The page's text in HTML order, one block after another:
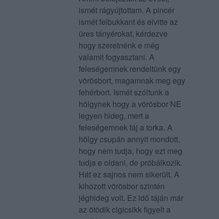
ismét rágyújtottam. A pincér
ismét felbukkant és elvitte az
üres tányérokat, kérdezve
hogy szeretnénk e még
valamit fogyasztani. A
feleségemnek rendeltünk egy
vörösbort, magamnak meg egy
fehérbort. Ismét szóltunk a
hölgynek hogy a vörösbor NE
legyen hideg, mert a
feleségemnek fáj a torka. A
hölgy csupán annyit mondott,
hogy nem tudja, hogy ezt meg
tudja e oldani, de próbálkozik.
Hát ez sajnos nem sikerült. A
kihozott vörösbor szintén
jéghideg volt. Ez idő táján már
az ötödik cigicsikk figyelt a